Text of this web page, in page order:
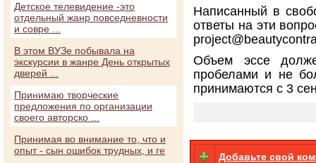
Написанный в
ответы на эти
Объем эссе
пробелами и не
принимаются с 3
Добавьте свой
Детское телевидение -это
отдельный жанр повседневности
и совре ...
В этом ВУЗе побывала на
экскурсии в жанре День открытых
дверей ...
Принимаю творческие
предложения по организации
своего авторско ...
Принимая во внимание то, что и
опыт - сын ошибок трудных, и ге